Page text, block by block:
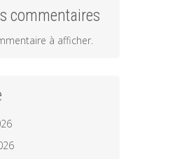
commentaires
à afficher.